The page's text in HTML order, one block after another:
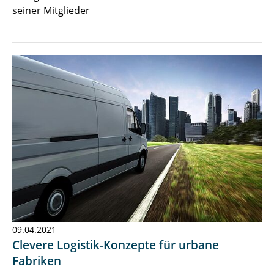
seiner Mitglieder
09.04.2021
Clevere Logistik-Konzepte für urbane
Fabriken